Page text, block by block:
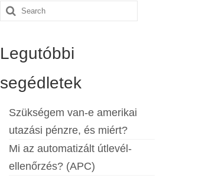
Search
Legutóbbi
segédletek
Szükségem van-e amerikai
utazási pénzre, és miért?
Mi az automatizált útlevél-
ellenőrzés? (APC)